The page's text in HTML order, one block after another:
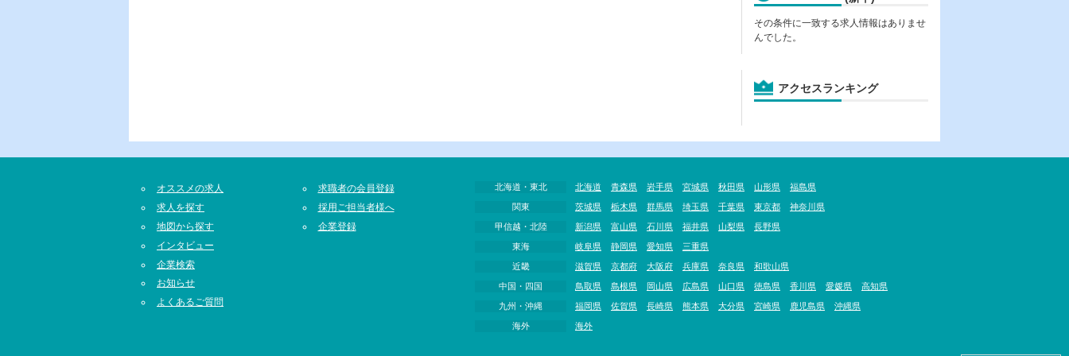
その条件に一致する求人情報はありませ
んでした。
アクセスランキング
オススメの求人
求人を探す
地図から探す
インタビュー
企業検索
お知らせ
よくあるご質問
求職者の会員登録
採用ご担当者様へ
企業登録
北海道・東北 北海道 青森県 岩手県 宮城県 秋田県 山形県 福島県
関東 茨城県 栃木県 群馬県 埼玉県 千葉県 東京都 神奈川県
甲信越・北陸 新潟県 富山県 石川県 福井県 山梨県 長野県
東海 岐阜県 静岡県 愛知県 三重県
近畿 滋賀県 京都府 大阪府 兵庫県 奈良県 和歌山県
中国・四国 鳥取県 島根県 岡山県 広島県 山口県 徳島県 香川県 愛媛県 高知県
九州・沖縄 福岡県 佐賀県 長崎県 熊本県 大分県 宮崎県 鹿児島県 沖縄県
海外 海外